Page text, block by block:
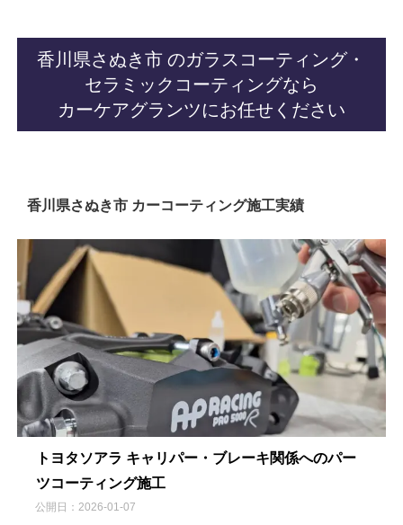
香川県さぬき市 のガラスコーティング・
セラミックコーティングなら
カーケアグランツにお任せください
香川県さぬき市 カーコーティング施工実績
トヨタソアラ キャリパー・ブレーキ関係へのパー
ツコーティング施工
公開日： 2026-01-07